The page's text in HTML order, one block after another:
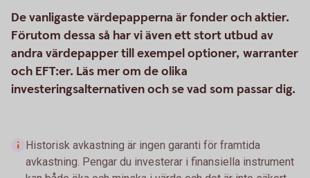
De vanligaste värdepapperna är fonder och aktier.
Förutom dessa så har vi även ett stort utbud av
andra värdepapper till exempel optioner, warranter
och EFT:er. Läs mer om de olika
investeringsalternativen och se vad som passar dig.
Historisk avkastning är ingen garanti för framtida
avkastning. Pengar du investerar i finansiella instrument